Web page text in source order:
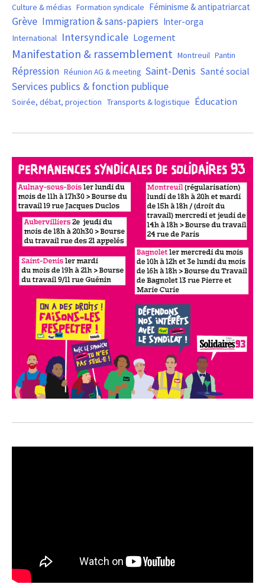
Culture & médias Formation syndicale Féminisme & antipatriarcat
Grève Immigration & sans-papiers Inter-orga
International Intersyndicale Logement
Manifestation & rassemblement Montreuil Pantin
Répression Réunion AG & meeting Saint-Denis Santé social
Services publics & fonction publique
Soirée, débat, projection Transports & logistique Éducation